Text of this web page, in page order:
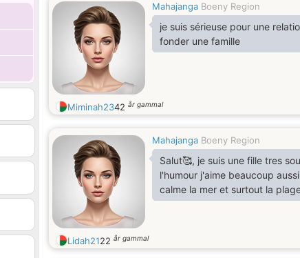
Mahajanga Boeny Region
je suis sérieuse pour une
fonder une famille
Miminah2342 år gammal
Mahajanga Boeny Region
Salut🥰, je suis une fille tres
l'humour j'aime beaucoup aussi la nature ,le
calme la mer et surtout la
Lidah2122 år gammal